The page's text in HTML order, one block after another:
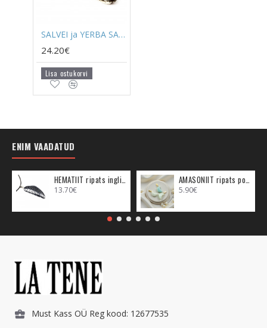
SALVEI ja YERBA SANTA rituaalitõrvik
24.20€
Lisa ostukorvi
ENIM VAADATUD
13.70€ 5.90€
Must Kass OÜ Reg kood: 12677535